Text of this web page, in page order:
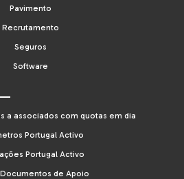
Pavimento
Recrutamento
Seguros
Software
a associados com quotas em dia
Portugal Activo
Portugal Activo
de Apoio